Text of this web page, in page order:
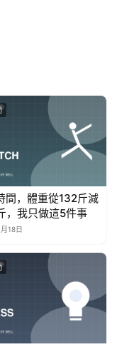
間，體重從132斤減
，我只做這5件事
18日